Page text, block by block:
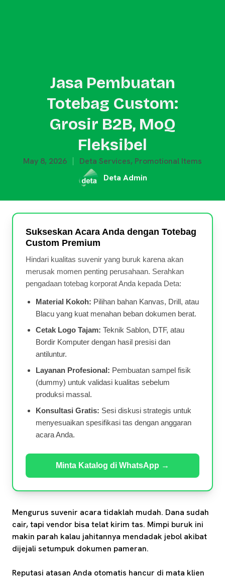
Jasa Pembuatan
Totebag Custom:
Grosir B2B, MoQ
Fleksibel
May 8, 2026 Deta Services, Promotional Items
Deta Admin
Sukseskan Acara Anda dengan Totebag
Custom Premium
Hindari kualitas suvenir yang buruk karena akan
merusak momen penting perusahaan. Serahkan
pengadaan totebag korporat Anda kepada Deta:
Material Kokoh: Pilihan bahan Kanvas, Drill, atau
Blacu yang kuat menahan beban dokumen berat.
Cetak Logo Tajam: Teknik Sablon, DTF, atau
Bordir Komputer dengan hasil presisi dan
antiluntur.
Layanan Profesional: Pembuatan sampel fisik
(dummy) untuk validasi kualitas sebelum
produksi massal.
Konsultasi Gratis: Sesi diskusi strategis untuk
menyesuaikan spesifikasi tas dengan anggaran
acara Anda.
Minta Katalog di WhatsApp →
Mengurus suvenir acara tidaklah mudah. Dana sudah
cair, tapi vendor bisa telat kirim tas. Mimpi buruk ini
makin parah kalau jahitannya mendadak jebol akibat
dijejali setumpuk dokumen pameran.
Reputasi atasan Anda otomatis hancur di mata klien